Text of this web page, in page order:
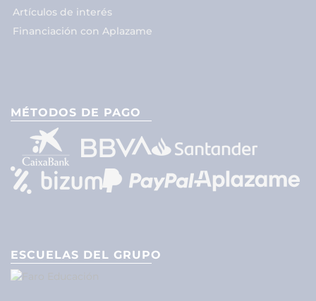
Artículos de interés
Financiación con Aplazame
MÉTODOS DE PAGO
ESCUELAS DEL GRUPO